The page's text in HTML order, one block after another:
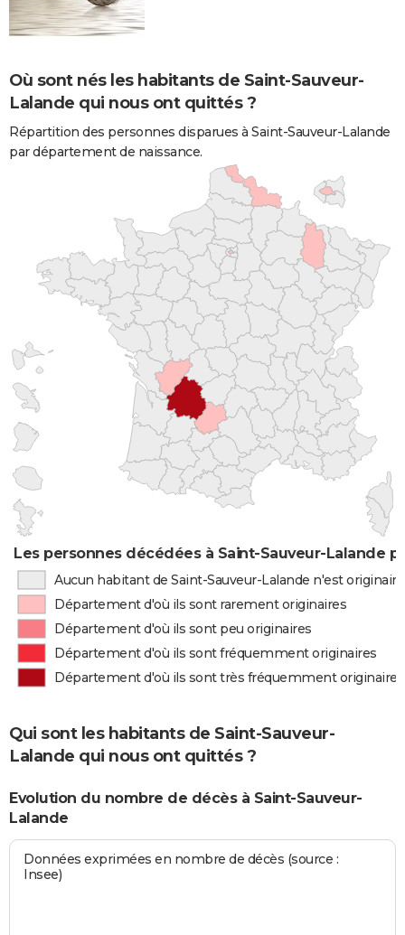
Où sont nés les habitants de Saint-Sauveur-
Lalande qui nous ont quittés ?
Répartition des personnes disparues à Saint-Sauveur-Lalande
par département de naissance.
Les personnes décédées à Saint-Sauveur-Lalande
Aucun habitant de Saint-Sauveur-Lalande n'est
Département d'où ils sont rarement originaires
Département d'où ils sont peu originaires
Département d'où ils sont fréquemment originaires
Département d'où ils sont très fréquemment originaires
Qui sont les habitants de Saint-Sauveur-
Lalande qui nous ont quittés ?
Evolution du nombre de décès à Saint-Sauveur-
Lalande
Données exprimées en nombre de décès (source :
Insee)